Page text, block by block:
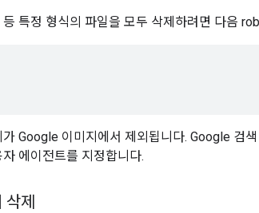
특정 형식의 파일을 모두 삭제하려면 다음
Google 이미지에서 제외됩니다. Google 검
자 에이전트를 지정합니다.
제